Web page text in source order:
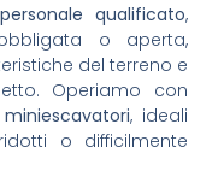
qualificato,
o aperta,
del terreno e
Operiamo con
, ideali
o difficilmente